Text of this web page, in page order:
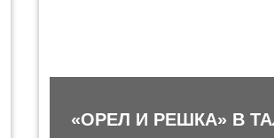
«ОРЕЛ И РЕШКА» В